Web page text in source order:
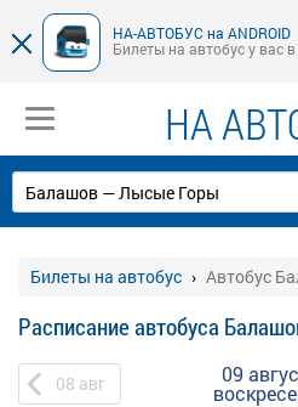
НА-АВТОБУС на ANDROID
Билеты на автобус у вас
НА
Билеты на автобус Автобус
Расписание автобуса
08 авг 09